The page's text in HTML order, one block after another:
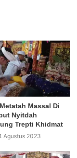
Massal Di
Nyitdah
Trepti Khidmat
Agustus 2023